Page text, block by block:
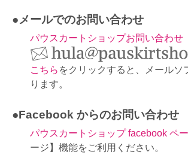
●メールでのお問い合わせ
パウスカートショップお問い合わせ
こちら をクリックすると、メールソ
ります。
●Facebook からのお問い合わせ
パウスカートショップ facebook ペ
ージ】機能をご利用ください。